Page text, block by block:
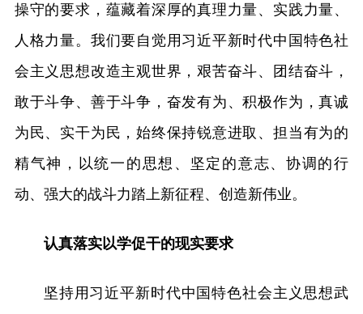
操守的要求，蕴藏着深厚的真理力量、实践力量、
人格力量。我们要自觉用习近平新时代中国特色社
会主义思想改造主观世界，艰苦奋斗、团结奋斗，
敢于斗争、善于斗争，奋发有为、积极作为，真诚
为民、实干为民，始终保持锐意进取、担当有为的
精气神，以统一的思想、坚定的意志、协调的行
动、强大的战斗力踏上新征程、创造新伟业。
认真落实以学促干的现实要求
坚持用习近平新时代中国特色社会主义思想武